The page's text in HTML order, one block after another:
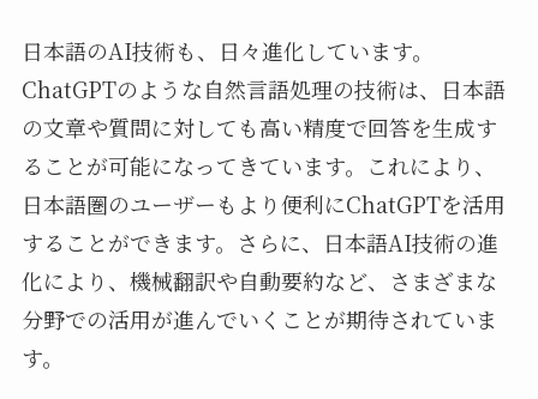
日本語のAI技術も、日々進化しています。
ChatGPTのような自然言語処理の技術は、日本語
の文章や質問に対しても高い精度で回答を生成す
ることが可能になってきています。これにより、
日本語圏のユーザーもより便利にChatGPTを活用
することができます。さらに、日本語AI技術の進
化により、機械翻訳や自動要約など、さまざまな
分野での活用が進んでいくことが期待されていま
す。